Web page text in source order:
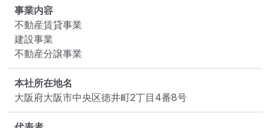
事業内容
不動産賃貸事業
建設事業
不動産分譲事業
本社所在地名
大阪府大阪市中央区徳井町2丁目4番8号